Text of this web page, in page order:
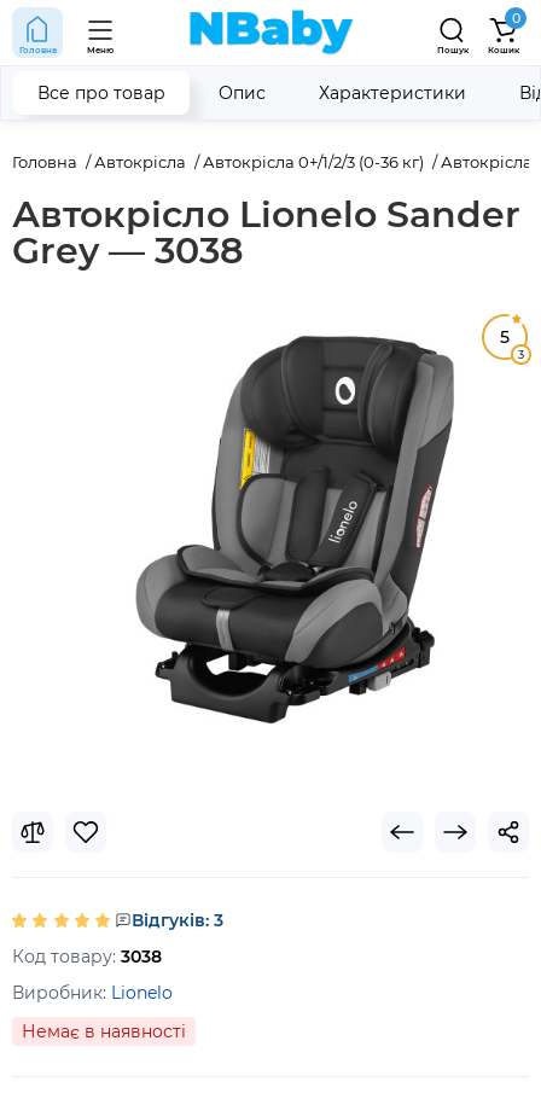
Головна Меню Пошук
0
Кошик
Головна Автокрісла Автокрісла 0+/1/2/3 (0-36 кг) Автокрісла
Автокрісло Lionelo Sander
Grey — 3038
Все про товар Опис Характеристики
5
3
Відгуків: 3
Код товару: 3038
Виробник: Lionelo
Немає в наявності